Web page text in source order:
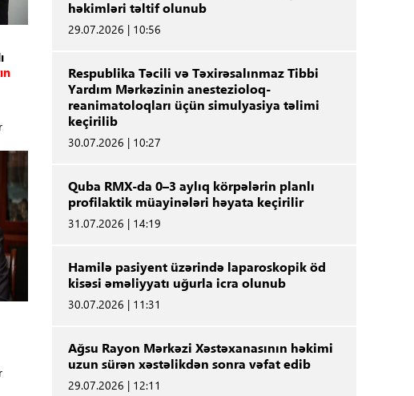
həkimləri təltif olunub
29.07.2026 | 10:56
Respublika Təcili və Təxirəsalınmaz Tibbi
Yardım Mərkəzinin anestezioloq-
reanimatoloqları üçün simulyasiya təlimi
keçirilib
30.07.2026 | 10:27
Quba RMX-da 0–3 aylıq körpələrin planlı
profilaktik müayinələri həyata keçirilir
31.07.2026 | 14:19
Hamilə pasiyent üzərində laparoskopik öd
kisəsi əməliyyatı uğurla icra olunub
30.07.2026 | 11:31
Ağsu Rayon Mərkəzi Xəstəxanasının həkimi
uzun sürən xəstəlikdən sonra vəfat edib
29.07.2026 | 12:11